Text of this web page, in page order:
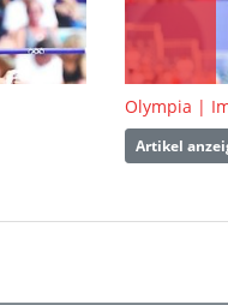
Olympia |
Artikel